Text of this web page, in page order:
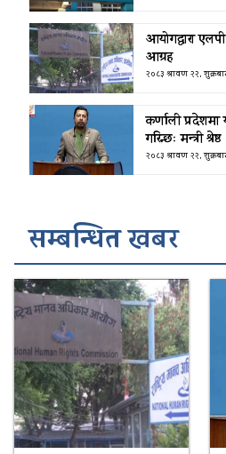
आयोगद्वारा
आग्रह
२०८३ श्रावण २२,
कर्णाली प्रदेशमा
गरिन्छः मन्त्री श्रेष्ठ
२०८३ श्रावण २२,
सम्बन्धित खबर